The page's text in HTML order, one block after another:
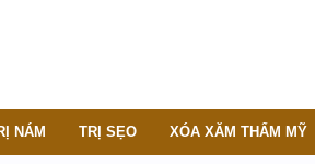
NÁM TRỊ SẸO XÓA XĂM THẨM MỸ